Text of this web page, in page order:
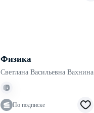
Физика
Светлана Васильевна Вахнина
По подписке